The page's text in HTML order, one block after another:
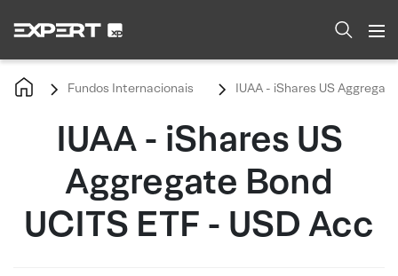
Fundos Internacionais IUAA - iShares US
IUAA - iShares US
Aggregate Bond
UCITS ETF - USD Acc